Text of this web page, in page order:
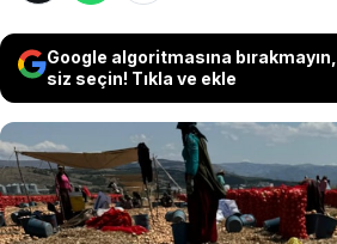
Google algoritmasına
siz seçin! Tıkla ve ekle
Biz devlet değiliz” diye
Üreticileri ve